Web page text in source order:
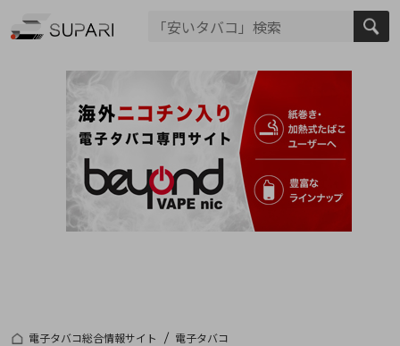
電子タバコ総合情報サイト
電子タバコ